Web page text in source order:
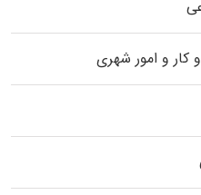
و امور شهری